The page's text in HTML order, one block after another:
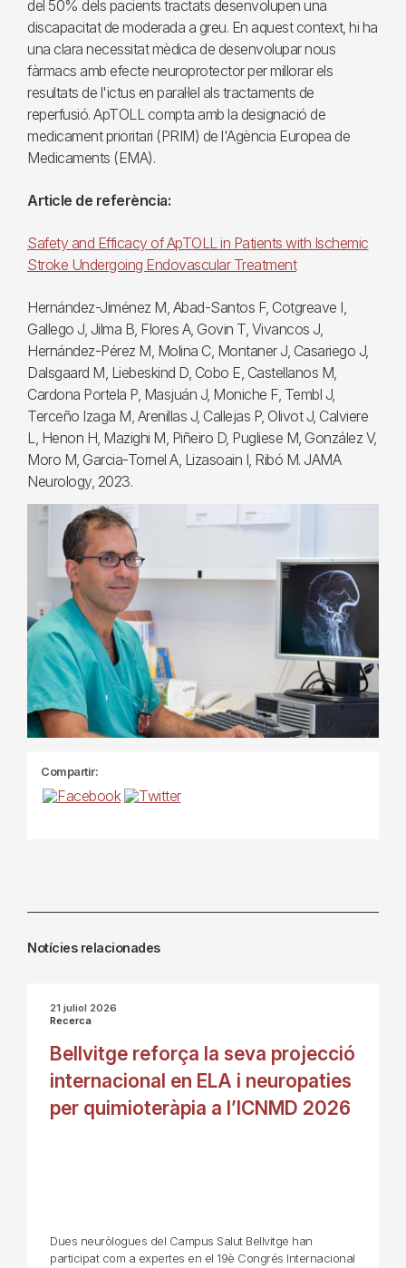
del 50% dels pacients tractats desenvolupen una
discapacitat de moderada a greu. En aquest context, hi ha
una clara necessitat mèdica de desenvolupar nous
fàrmacs amb efecte neuroprotector per millorar els
resultats de l'ictus en paral·lel als tractaments de
reperfusió. ApTOLL compta amb la designació de
medicament prioritari (PRIM) de l'Agència Europea de
Medicaments (EMA).
Article de referència:
Safety and Efficacy of ApTOLL in Patients with Ischemic
Stroke Undergoing Endovascular Treatment
Hernández-Jiménez M, Abad-Santos F, Cotgreave I,
Gallego J, Jilma B, Flores A, Govin T, Vivancos J,
Hernández-Pérez M, Molina C, Montaner J, Casariego J,
Dalsgaard M, Liebeskind D, Cobo E, Castellanos M,
Cardona Portela P, Masjuán J, Moniche F, Tembl J,
Terceño Izaga M, Arenillas J, Callejas P, Olivot J, Calviere
L, Henon H, Mazighi M, Piñeiro D, Pugliese M, González V,
Moro M, Garcia-Tornel A, Lizasoain I, Ribó M. JAMA
Neurology, 2023.
Compartir:
Notícies relacionades
21 juliol 2026
Recerca
Bellvitge reforça la seva projecció
internacional en ELA i neuropaties
per quimioteràpia a l’ICNMD 2026
Dues neuròlogues del Campus Salut Bellvitge han
participat com a expertes en el 19è Congrés Internacional